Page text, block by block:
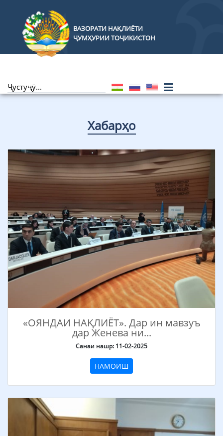
ВАЗОРАТИ НАҚЛИЁТИ
ҶУМҲУРИИ ТОҶИКИСТОН
Хабарҳо
«ОЯНДАИ НАҚЛИЁТ». Дар ин мавзуъ
дар Женева ни...
Санаи нашр: 11-02-2025
НАМОИШ